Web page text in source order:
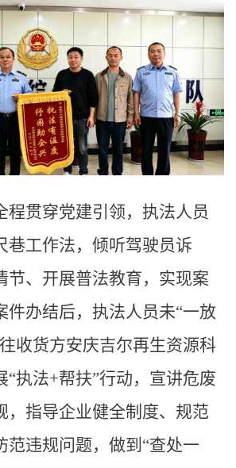
程贯穿党建引领，执法人员
巷工作法，倾听驾驶员诉
节、开展普法教育，实现案
件办结后，执法人员未“一放
收货方安庆吉尔再生资源科
“执法+帮扶”行动，宣讲危废
，指导企业健全制度、规范
范违规问题，做到“查处一